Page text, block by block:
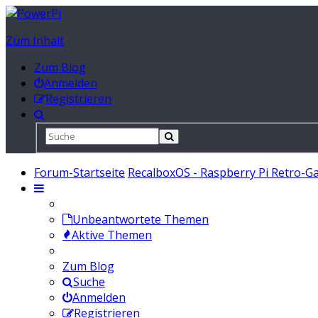
Zum Inhalt
Zum Blog
Anmelden
Registrieren
Forum-Startseite RecalboxOS - Raspberry Pi Retro-
Unbeantwortete Themen
Aktive Themen
Zum Blog
Suche
Anmelden
Registrieren